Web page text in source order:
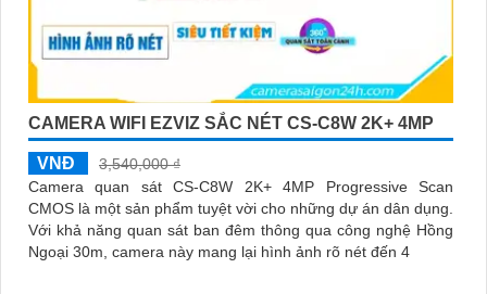
CAMERA WIFI EZVIZ SẮC NÉT CS-C8W 2K+ 4MP
VNĐ
3,540,000 ₫
Camera quan sát CS-C8W 2K+ 4MP Progressive Scan
CMOS là một sản phẩm tuyệt vời cho những dự án dân dụng.
Với khả năng quan sát ban đêm thông qua công nghệ Hồng
Ngoại 30m, camera này mang lại hình ảnh rõ nét đến 4